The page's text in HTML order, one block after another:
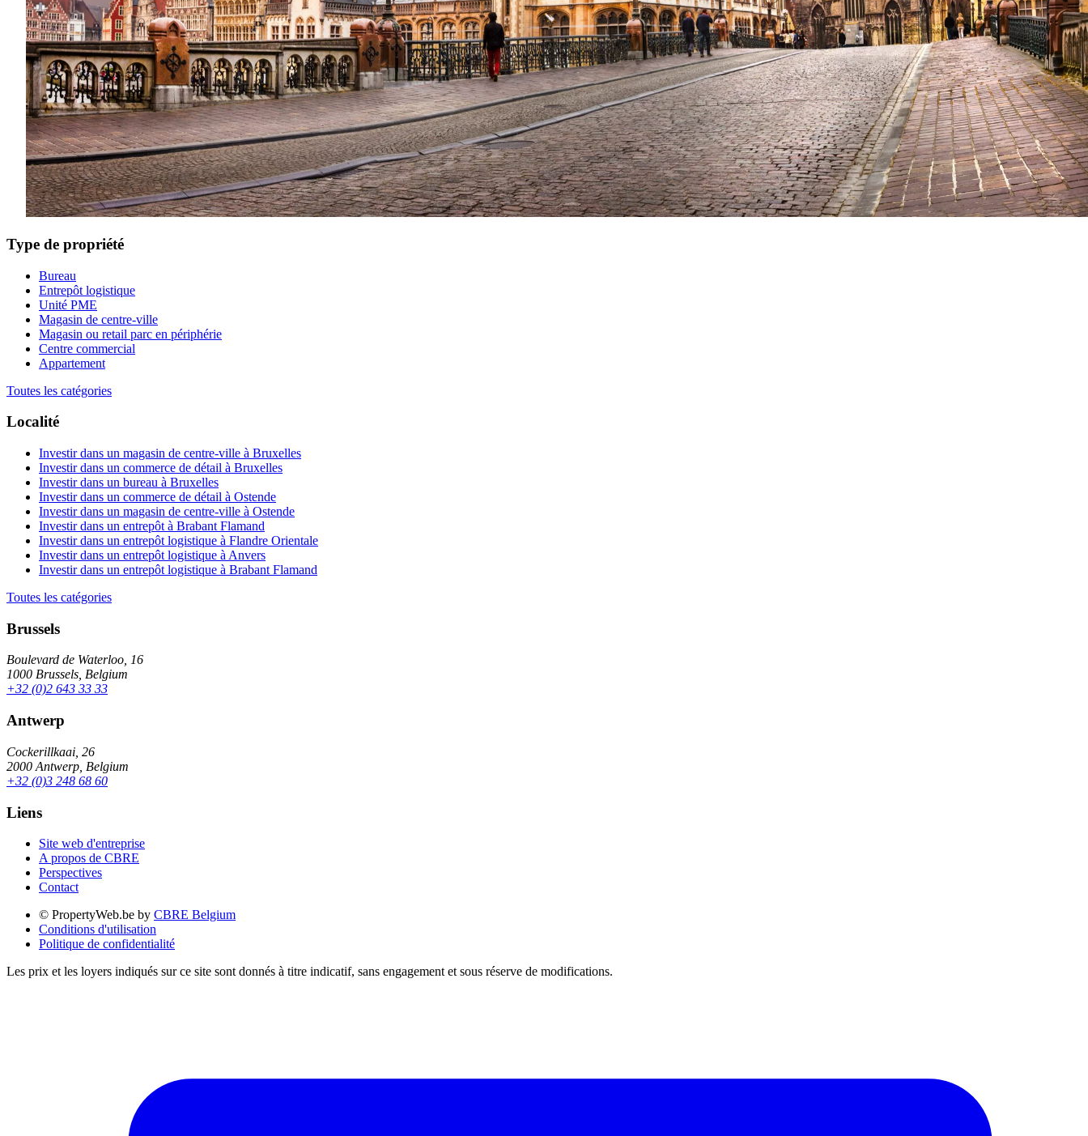
Type de propriété
Bureau
Entrepôt logistique
Unité PME
Magasin de centre-ville
Magasin ou retail parc en périphérie
Centre commercial
Appartement
Toutes les catégories
Localité
Investir dans un magasin de centre-ville à Bruxelles
Investir dans un commerce de détail à Bruxelles
Investir dans un bureau à Bruxelles
Investir dans un commerce de détail à Ostende
Investir dans un magasin de centre-ville à Ostende
Investir dans un entrepôt à Brabant Flamand
Investir dans un entrepôt logistique à Flandre Orientale
Investir dans un entrepôt logistique à Anvers
Investir dans un entrepôt logistique à Brabant Flamand
Toutes les catégories
Brussels
Boulevard de Waterloo, 16
1000 Brussels, Belgium
+32 (0)2 643 33 33
Antwerp
Cockerillkaai, 26
2000 Antwerp, Belgium
+32 (0)3 248 68 60
Liens
Site web d'entreprise
A propos de CBRE
Perspectives
Contact
© PropertyWeb.be by CBRE Belgium
Conditions d'utilisation
Politique de confidentialité
Les prix et les loyers indiqués sur ce site sont donnés à titre indicatif, sans engagement et sous réserve de modifications.